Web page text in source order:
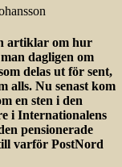
artiklar om hur
dagligen om
delas ut för sent,
alls. Nu senast kom
en sten i den
i Inter­nationalens
pensionerade
varför PostNord